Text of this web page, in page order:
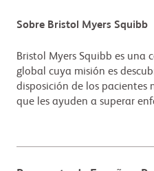
Sobre Bristol Myers Squibb
Bristol Myers Squibb es
global cuya misión es
disposición de los pacientes
que les ayuden a superar